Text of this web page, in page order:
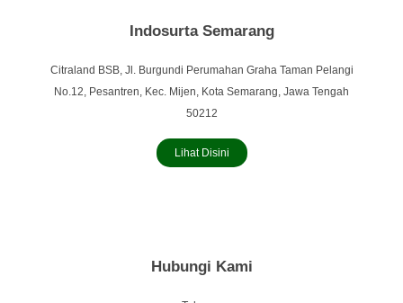
Indosurta Semarang
Citraland BSB, Jl. Burgundi Perumahan Graha Taman Pelangi
No.12, Pesantren, Kec. Mijen, Kota Semarang, Jawa Tengah
50212
Lihat Disini
Hubungi Kami